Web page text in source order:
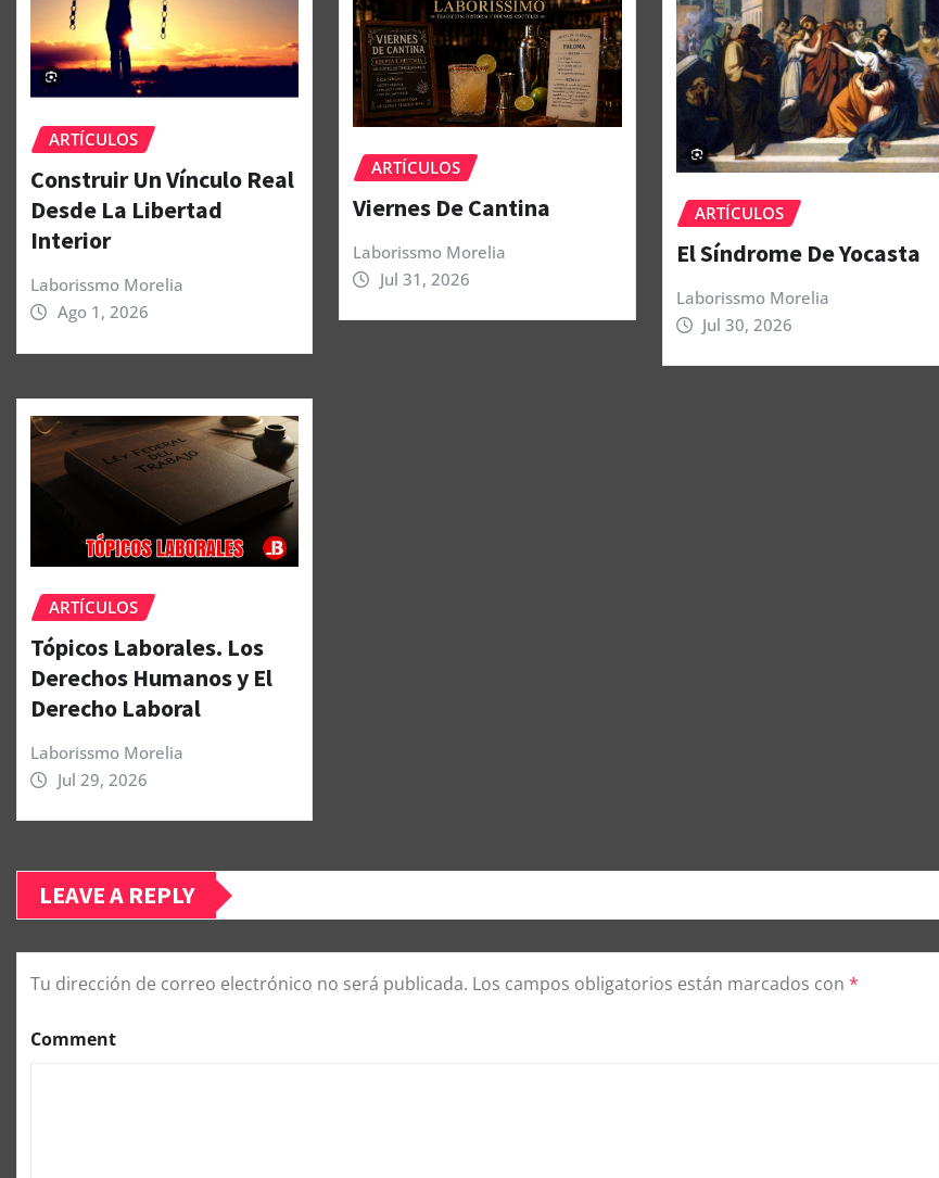
ARTÍCULOS
Construir Un Vínculo Real
Desde La Libertad
Interior
Laborissmo Morelia
Ago 1, 2026
ARTÍCULOS
Viernes De Cantina
Laborissmo Morelia
Jul 31, 2026
ARTÍCULOS
El Síndrome De Yocasta
Laborissmo Morelia
Jul 30, 2026
ARTÍCULOS
Tópicos Laborales. Los
Derechos Humanos y El
Derecho Laboral
Laborissmo Morelia
Jul 29, 2026
LEAVE A REPLY
Tu dirección de correo electrónico no será publicada. Los campos obligatorios están marcados con *
Comment